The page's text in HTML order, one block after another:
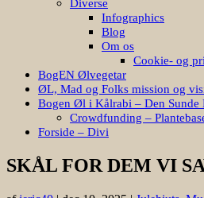
Diverse
Infographics
Blog
Om os
Cookie- og
BogEN Ølvegetar
ØL, Mad og Folks mission og
Bogen Øl i Kålrabi – Den Sunde
Crowdfunding –
Forside – Divi
SKÅL FOR DEM VI